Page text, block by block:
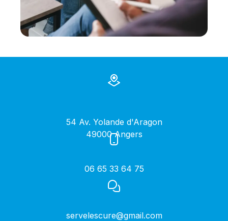
54 Av. Yolande d'Aragon
49000 Angers
06 65 33 64 75
servelescure@gmail.com